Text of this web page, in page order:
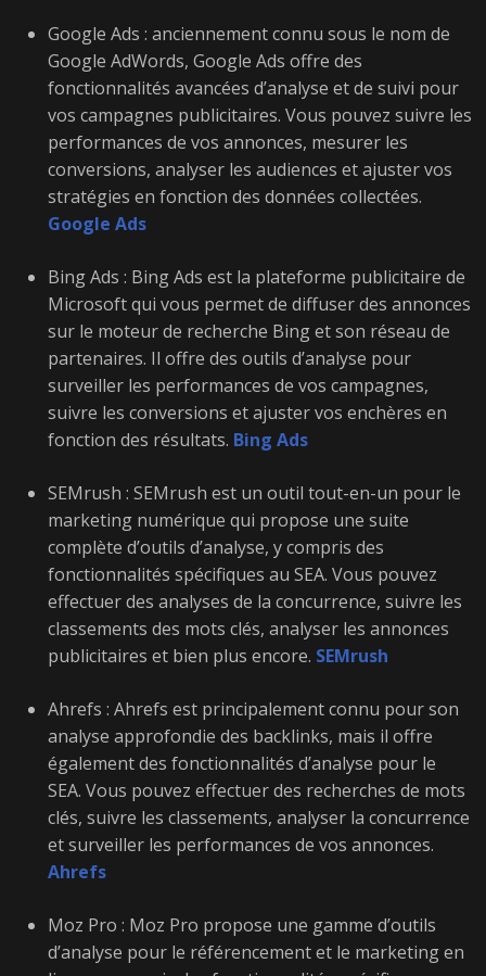
Google Ads : anciennement connu sous le nom de
Google AdWords, Google Ads offre des
fonctionnalités avancées d’analyse et de suivi pour
vos campagnes publicitaires. Vous pouvez suivre les
performances de vos annonces, mesurer les
conversions, analyser les audiences et ajuster vos
stratégies en fonction des données collectées.
Google Ads
Bing Ads : Bing Ads est la plateforme publicitaire de
Microsoft qui vous permet de diffuser des annonces
sur le moteur de recherche Bing et son réseau de
partenaires. Il offre des outils d’analyse pour
surveiller les performances de vos campagnes,
suivre les conversions et ajuster vos enchères en
fonction des résultats. Bing Ads
SEMrush : SEMrush est un outil tout-en-un pour le
marketing numérique qui propose une suite
complète d’outils d’analyse, y compris des
fonctionnalités spécifiques au SEA. Vous pouvez
effectuer des analyses de la concurrence, suivre les
classements des mots clés, analyser les annonces
publicitaires et bien plus encore. SEMrush
Ahrefs : Ahrefs est principalement connu pour son
analyse approfondie des backlinks, mais il offre
également des fonctionnalités d’analyse pour le
SEA. Vous pouvez effectuer des recherches de mots
clés, suivre les classements, analyser la concurrence
et surveiller les performances de vos annonces.
Ahrefs
Moz Pro : Moz Pro propose une gamme d’outils
d’analyse pour le référencement et le marketing en